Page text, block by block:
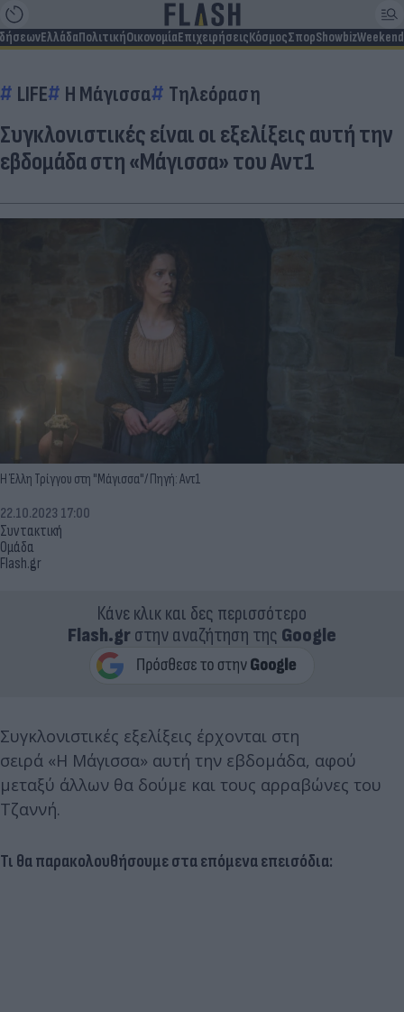
ΕλλάδαΠολιτικήΟικονομίαΕπιχειρήσειςΚόσμοςΣπορShowbizWeekend
LIFE Η Μάγισσα Τηλεόραση
Συγκλονιστικές είναι οι εξελίξεις αυτή την
εβδομάδα στη «Μάγισσα» του Αντ1
Η Έλλη Τρίγγου στη "Μάγισσα"/ Πηγή: Αντ1
Συντακτική
Ομάδα
Flash.gr
22.10.2023 17:00
Κάνε κλικ και δες περισσότερο
Flash.grστην αναζήτηση της Google
Συγκλονιστικές εξελίξεις έρχονται στη
σειρά «Η Μάγισσα» αυτή την εβδομάδα, αφού
μεταξύ άλλων θα δούμε και τους αρραβώνες του
Τζαννή.
Τι θα παρακολουθήσουμε στα επόμενα επεισόδια: